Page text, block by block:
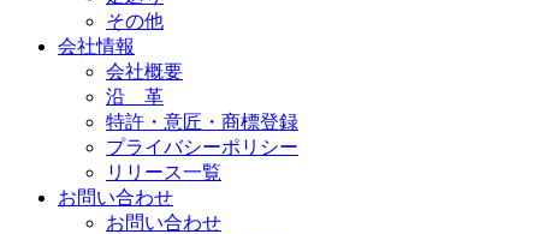
その他
会社情報
会社概要
沿 革
特許・意匠・商標登録
プライバシーポリシー
リリース一覧
お問い合わせ
お問い合わせ